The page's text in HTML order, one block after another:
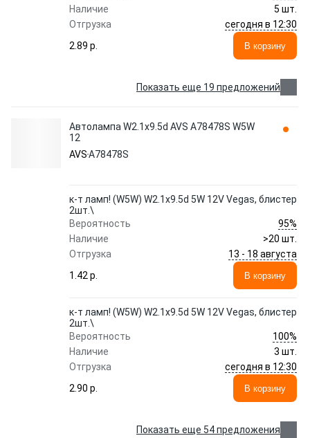
Наличие
5 шт.
Отгрузка
сегодня в 12:30
2.89 p.
В корзину
Показать еще 19 предложений
Автолампа W2.1x9.5d AVS A78478S W5W
12
AVSA78478S
к-т ламп! (W5W) W2.1x9.5d 5W 12V Vegas, блистер
2шт.\
Вероятность
95%
Наличие
>20 шт.
Отгрузка
13 - 18 августа
1.42 p.
В корзину
к-т ламп! (W5W) W2.1x9.5d 5W 12V Vegas, блистер
2шт.\
Вероятность
100%
Наличие
3 шт.
Отгрузка
сегодня в 12:30
2.90 p.
В корзину
Показать еще 54 предложения